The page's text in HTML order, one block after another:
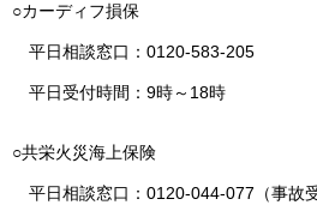
○カーディフ損保
平日相談窓口：0120-583-205
平日受付時間：9時～18時
○共栄火災海上保険
平日相談窓口：0120-044-077（事故受